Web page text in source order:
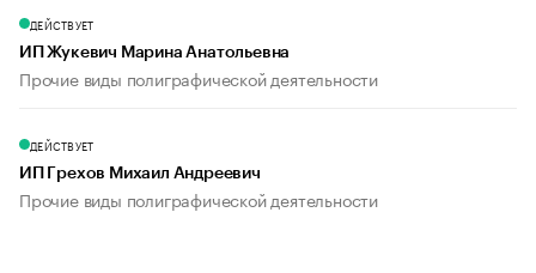
ДЕЙСТВУЕТ
ИП Жукевич Марина Анатольевна
Прочие виды полиграфической деятельности
ДЕЙСТВУЕТ
ИП Грехов Михаил Андреевич
Прочие виды полиграфической деятельности